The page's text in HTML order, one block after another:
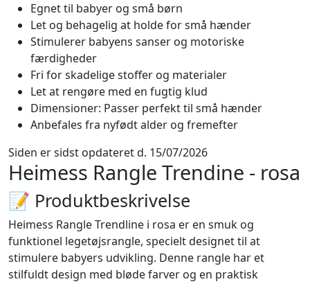
Egnet til babyer og små børn
Let og behagelig at holde for små hænder
Stimulerer babyens sanser og motoriske
færdigheder
Fri for skadelige stoffer og materialer
Let at rengøre med en fugtig klud
Dimensioner: Passer perfekt til små hænder
Anbefales fra nyfødt alder og fremefter
Siden er sidst opdateret d. 15/07/2026
Heimess Rangle Trendine - rosa
📝 Produktbeskrivelse
Heimess Rangle Trendline i rosa er en smuk og
funktionel legetøjsrangle, specielt designet til at
stimulere babyers udvikling. Denne rangle har et
stilfuldt design med bløde farver og en praktisk